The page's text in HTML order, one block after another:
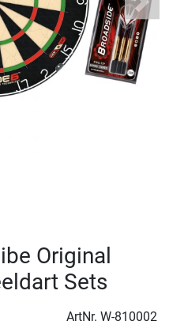
Next
Original
Sets
ArtNr. W-810002